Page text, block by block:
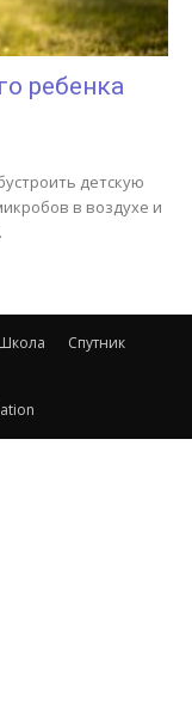
ребенка
детскую
в воздухе и
Спутник